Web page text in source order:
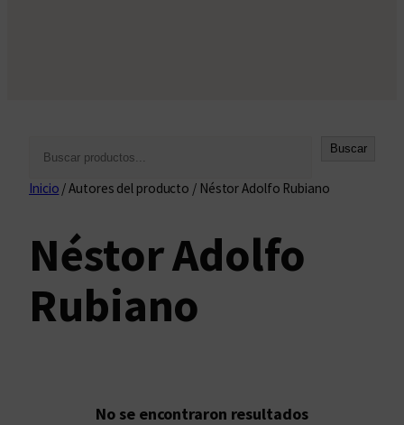
s
a
Buscar
Inicio / Autores del producto / Néstor Adolfo Rubiano
Néstor Adolfo
Rubiano
No se encontraron resultados